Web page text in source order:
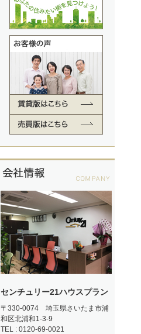
センチュリー21ハウスプラン
〒330-0074 埼玉県さいたま市浦
和区北浦和1-3-9
TEL : 0120-69-0021